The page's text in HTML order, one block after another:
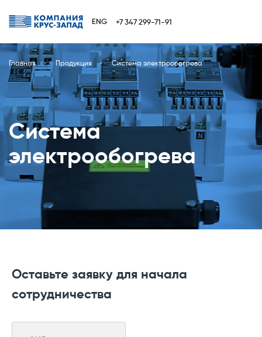
ENG +7 347 299-71-91
Главная Продукция Система электрообогрева
Система
электрообогрева
Оставьте заявку для начала
сотрудничества